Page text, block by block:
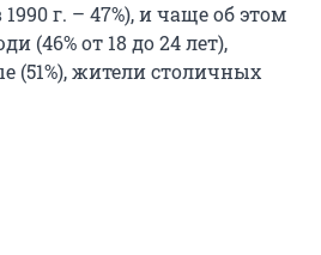
г. – 47%), и чаще об этом
(46% от 18 до 24 лет),
(51%), жители столичных